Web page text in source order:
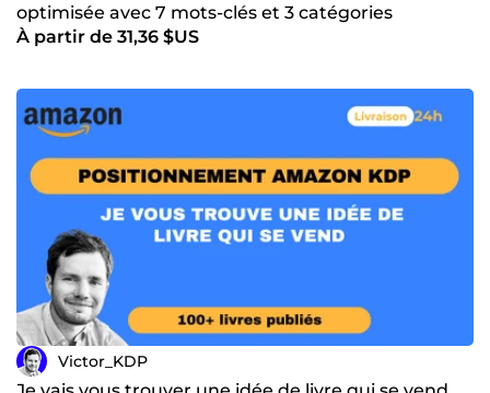
optimisée avec 7 mots-clés et 3 catégories
À partir de 31,36 $US
Victor_KDP